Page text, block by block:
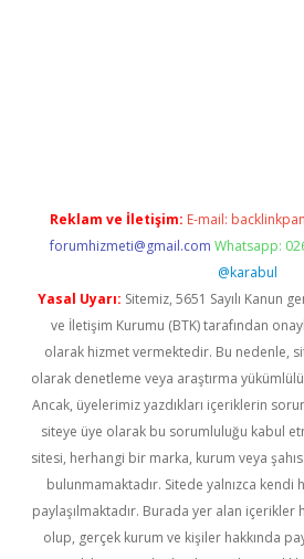
Reklam ve İletişim: E-mail:
forumhizmeti@gmail.com Whatsapp:
@karabul
Yasal Uyarı: Sitemiz, 5651 Sayılı Kanun
ve İletişim Kurumu (BTK) tarafından
olarak hizmet vermektedir. Bu nedenle,
olarak denetleme veya araştırma
Ancak, üyelerimiz yazdıkları içeriklerin
siteye üye olarak bu sorumluluğu kabul
sitesi, herhangi bir marka, kurum veya
bulunmamaktadır. Sitede yalnızca kendi
paylaşılmaktadır. Burada yer alan içerikler
olup, gerçek kurum ve kişiler hakkında